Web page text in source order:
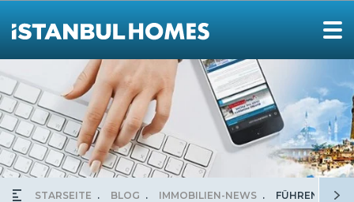
STARSEITE BLOG IMMOBILIEN-NEWS FÜHRENDEN